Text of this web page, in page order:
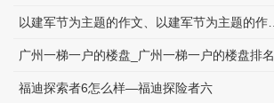
广州一梯一户的楼盘_广州一梯一户的楼盘排名
福迪探索者6怎么样—福迪探险者六